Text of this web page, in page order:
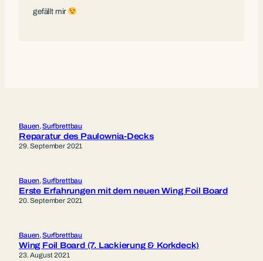
gefällt mir
Bauen, Surfbrettbau
Reparatur des Paulownia-Decks
29. September 2021
Bauen, Surfbrettbau
Erste Erfahrungen mit dem neuen Wing Foil Board
20. September 2021
Bauen, Surfbrettbau
Wing Foil Board (7. Lackierung & Korkdeck)
23. August 2021